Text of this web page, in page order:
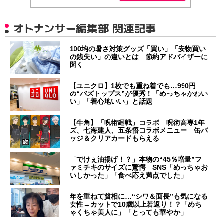
オトナンサー編集部 関連記事
100均の暑さ対策グッズ「買い」「安物買い
の銭失い」の違いとは 節約アドバイザーに
聞く
【ユニクロ】1枚でも重ね着でも…990円
の“バズトップス”が優秀！「めっちゃかわい
い」「着心地いい」と話題
【牛角】「呪術廻戦」コラボ 呪術高専1年
ズ、七海建人、五条悟コラボメニュー 缶バ
ッジ＆クリアカードもらえる
「でけぇ油揚げ！？」本物の“45％増量”フ
ァミチキのサイズに驚愕 SNS「めっちゃお
いしかった」「食べ応え満点でした」
年を重ねて貧相に…“シワ＆面長”も気になる
女性→カットで10歳以上若返り！？「めち
ゃくちゃ美人に」「とっても華やか」